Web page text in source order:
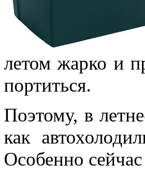
летом жарко и
портиться.
Поэтому, в
как
Особенно